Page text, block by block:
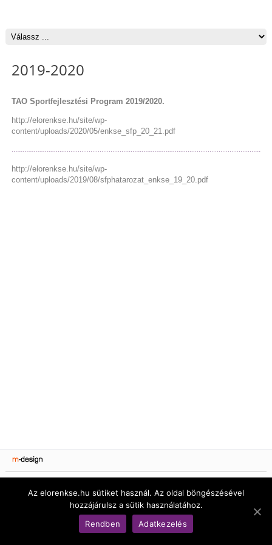
2019-2020
TAO Sportfejlesztési Program 2019/2020.
http://elorenkse.hu/site/wp-
content/uploads/2020/05/enkse_sfp_20_21.pdf
http://elorenkse.hu/site/wp-
content/uploads/2019/08/sfphatarozat_enkse_19_20.pdf
Az elorenkse.hu sütiket használ. Az oldal böngészésével
hozzájárulsz a sütik használatához.
Rendben
Adatkezelés